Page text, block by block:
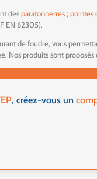
desparatonnerres;pointes
EN 62305).
de foudre, vous
Nos produits sont
, créez-vous un